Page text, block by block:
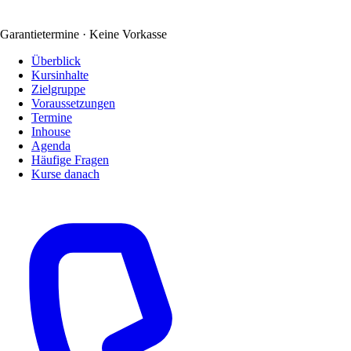
Garantietermine · Keine Vorkasse
Überblick
Kursinhalte
Zielgruppe
Voraussetzungen
Termine
Inhouse
Agenda
Häufige Fragen
Kurse danach